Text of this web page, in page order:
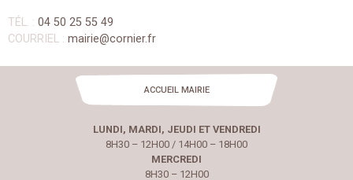
TÉL. : 04 50 25 55 49
COURRIEL : mairie@cornier.fr
ACCUEIL MAIRIE
LUNDI, MARDI, JEUDI ET VENDREDI
8H30 – 12H00 / 14H00 – 18H00
MERCREDI
8H30 – 12H00